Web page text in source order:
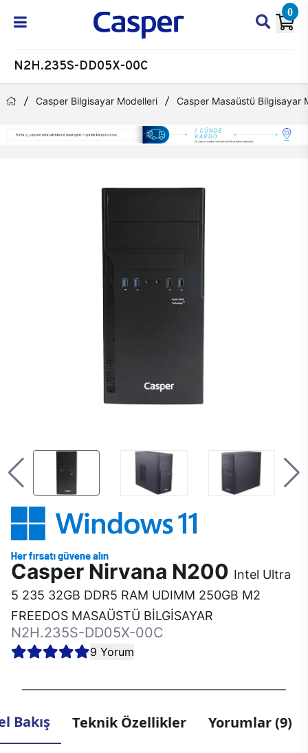
0
N2H.235S-DD05X-00C
Casper Bilgisayar Modelleri Casper Masaüstü Bilgisayar
Casper Nirvana N200 Intel Ultra
5 235 32GB DDR5 RAM UDIMM 250GB M2
FREEDOS MASAÜSTÜ BİLGİSAYAR
N2H.235S-DD05X-00C
9 Yorum
Bakış Teknik Özellikler Yorumlar (9)